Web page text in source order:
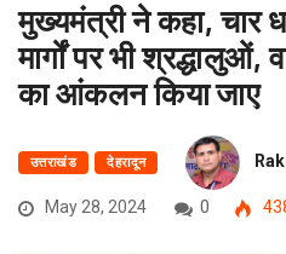
मुख्यमंत्री ने कहा, चार
मार्गों पर भी श्रद्धालुओं,
का आंकलन किया जाए
उत्तराखंड देहरादून
May 28, 2024 0